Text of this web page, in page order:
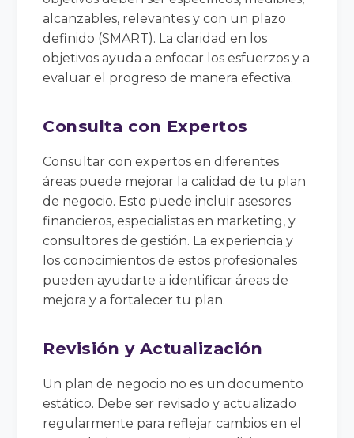
alcanzables, relevantes y con un plazo
definido (SMART). La claridad en los
objetivos ayuda a enfocar los esfuerzos y a
evaluar el progreso de manera efectiva.
Consulta con Expertos
Consultar con expertos en diferentes
áreas puede mejorar la calidad de tu plan
de negocio. Esto puede incluir asesores
financieros, especialistas en marketing, y
consultores de gestión. La experiencia y
los conocimientos de estos profesionales
pueden ayudarte a identificar áreas de
mejora y a fortalecer tu plan.
Revisión y Actualización
Un plan de negocio no es un documento
estático. Debe ser revisado y actualizado
regularmente para reflejar cambios en el